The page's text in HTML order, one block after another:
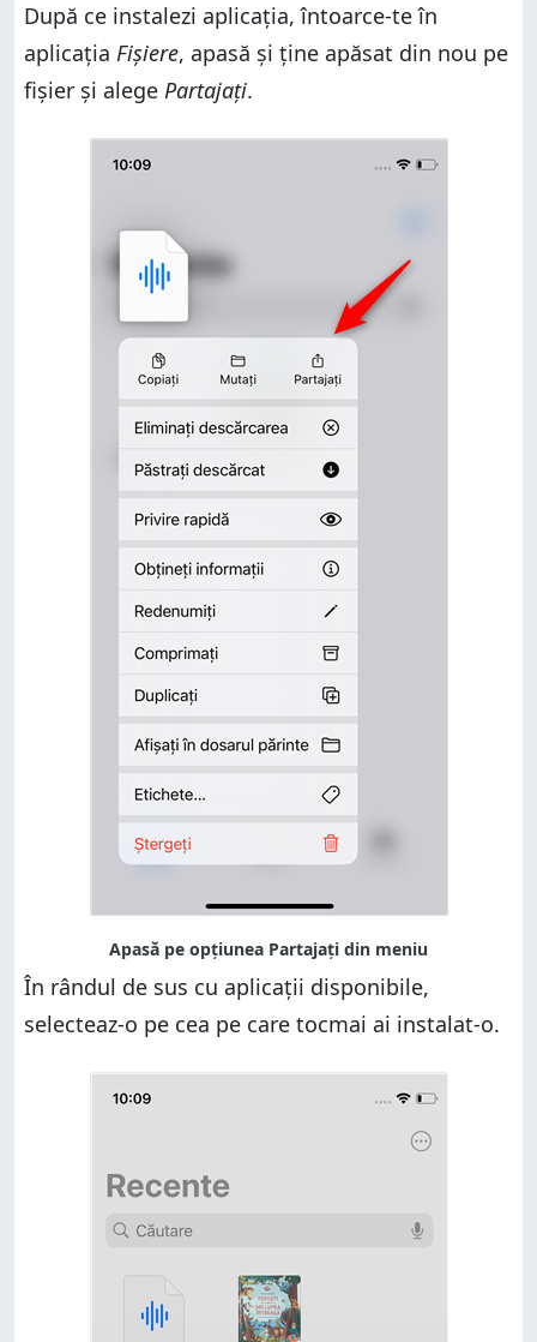
După ce instalezi aplicația, întoarce-te în
aplicația Fișiere, apasă și ține apăsat din nou pe
fișier și alege Partajați.
În rândul de sus cu aplicații disponibile,
selecteaz-o pe cea pe care tocmai ai instalat-o.